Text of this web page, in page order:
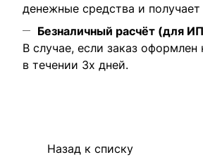
денежные средства и получает
Безналичный расчёт (для
В случае, если заказ
в течении 3х дней.
Назад к списку